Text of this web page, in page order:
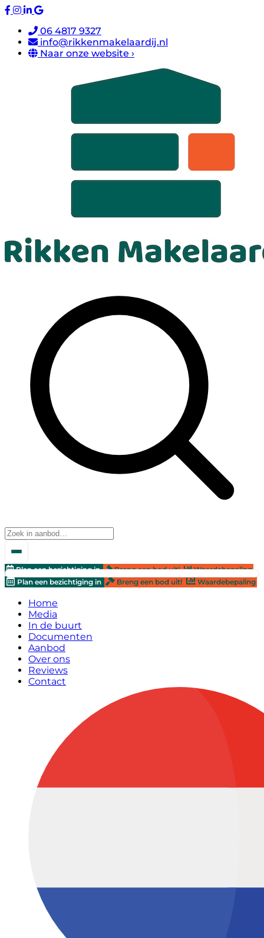
06 4817 9327
info@rikkenmakelaardij.nl
Naar onze website ›
Plan een bezichtiging in Breng een bod uit!
Waardebepaling
Plan een bezichtiging in
Breng een bod uit! Waardebepaling
Home
Media
In de buurt
Documenten
Aanbod
Over ons
Reviews
Contact